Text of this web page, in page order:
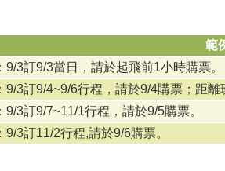
範
9/3訂9/3當日，請於起飛前1小時購票。
9/3訂9/4~9/6行程，請於9/4購票；距
9/3訂9/7~11/1行程，請於9/5購票。
9/3訂11/2行程,請於9/6購票。